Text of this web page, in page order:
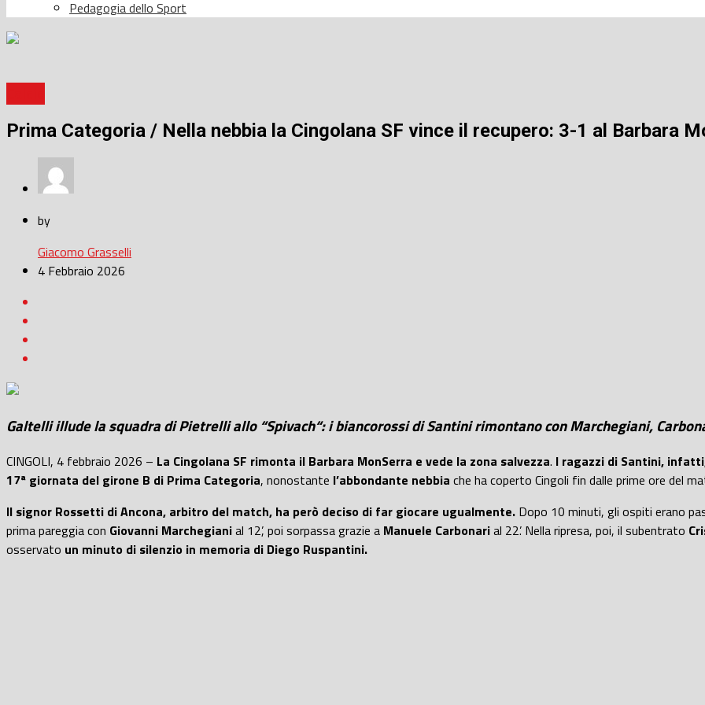
Pedagogia dello Sport
Prima Categoria / Nella nebbia la Cingolana SF vince il recupero: 3-1 al Barbara
by
Giacomo Grasselli
4 Febbraio 2026
Galtelli illude la squadra di Pietrelli allo “Spivach“: i biancorossi di Santini rimontano con Marchegiani,
CINGOLI, 4 febbraio 2026 – La Cingolana SF rimonta il Barbara MonSerra e vede la zona salvezza. I ragazzi di Santini,
17ª giornata del girone B di Prima Categoria, nonostante l’abbondante nebbia che ha coperto Cingoli fin dalle prime ore del
Il signor Rossetti di Ancona, arbitro del match, ha però deciso di far giocare ugualmente. Dopo 10 minuti, gli ospiti erano
prima pareggia con Giovanni Marchegianial 12’, poi sorpassa grazie a Manuele Carbonarial 22’. Nella ripresa, poi, il subentrato
osservato un minuto di silenzio in memoria di Diego Ruspantini.